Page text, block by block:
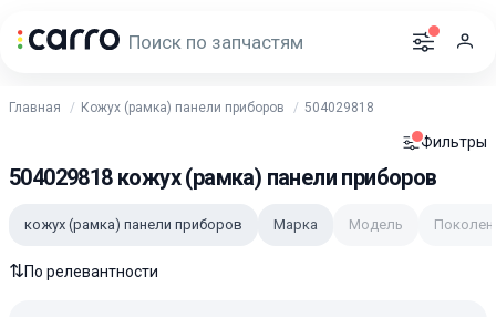
Главная Кожух (рамка) панели приборов 504029818
Фильтры
504029818 кожух (рамка) панели приборов
кожух (рамка) панели приборов Марка Модель
⇅По релевантности